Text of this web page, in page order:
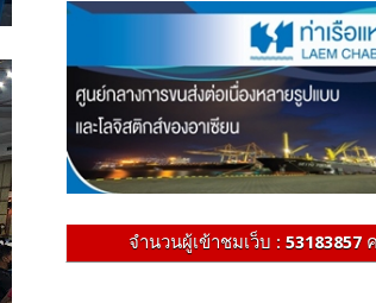
จำนวนผู้เข้าชมเว็บ : 53183857